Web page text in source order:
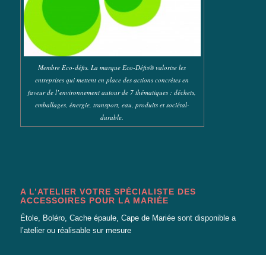
Membre Eco-défis. La marque Eco-Défis® valorise les
entreprises qui mettent en place des actions concrètes en
faveur de l’environnement autour de 7 thématiques : déchets,
emballages, énergie, transport, eau, produits et sociétal-
durable.
A L’ATELIER VOTRE SPÉCIALISTE DES
ACCESSOIRES POUR LA MARIÉE
Étole, Boléro, Cache épaule, Cape de Mariéesont disponible a
l’atelier ou réalisable sur mesure